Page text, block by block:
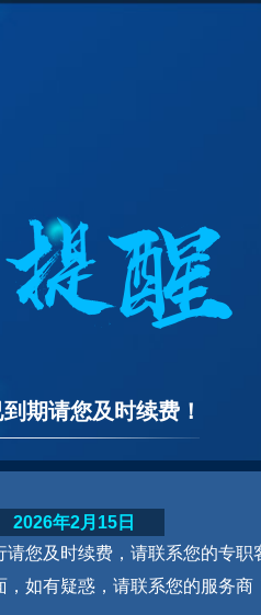
期请您及时续费！
请您及时续费，请联系您的专职
，如有疑惑，请联系您的服务商
2026年2月15日